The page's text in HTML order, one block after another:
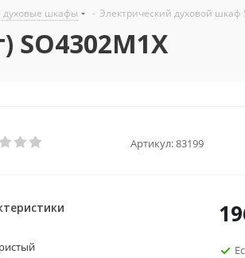
духовые шкафы - Электрический духовой шкаф
Артикул:83199